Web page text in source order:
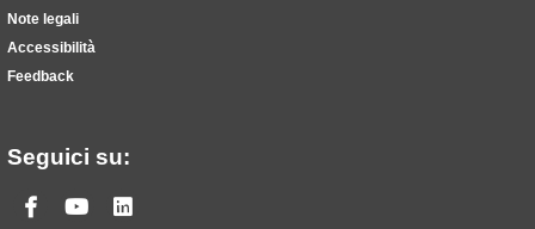
Note legali
Accessibilità
Feedback
Seguici su:
Facebook
Youtube